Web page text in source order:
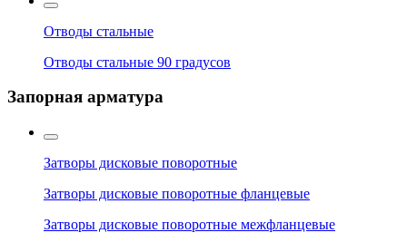
Отводы стальные
Отводы стальные 90 градусов
Запорная арматура
Затворы дисковые поворотные
Затворы дисковые поворотные фланцевые
Затворы дисковые поворотные межфланцевые